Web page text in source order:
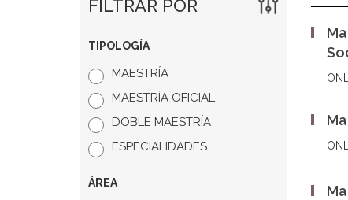
FILTRAR POR
TIPOLOGÍA
MAESTRÍA
MAESTRÍA OFICIAL
DOBLE MAESTRÍA
ESPECIALIDADES
ÁREA